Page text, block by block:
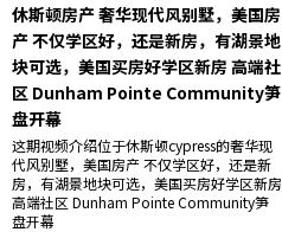
休斯顿房产 奢华现代风别墅，美国房
产 不仅学区好，还是新房，有湖景地
块可选，美国买房好学区新房 高端社
区 Dunham Pointe Community笋
盘开幕
这期视频介绍位于休斯顿cypress的奢华现
代风别墅，美国房产 不仅学区好，还是新
房，有湖景地块可选，美国买房好学区新房
高端社区 Dunham Pointe Community笋
盘开幕